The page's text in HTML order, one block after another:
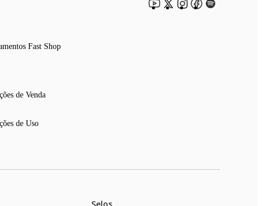
Fast Shop
de Venda
de Uso